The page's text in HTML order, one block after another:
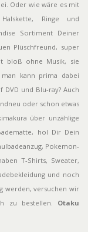
Oder wie wäre es mit
Ringe und
Sortiment Deiner
Plüschfreund, super
bloß ohne Musik, sie
kann prima dabei
und Blu-ray? Auch
oder schon etwas
über unzählige
hol Dir Dein
Pokemon-
T-Shirts, Sweater,
und noch
werden, versuchen wir
zu bestellen. Otaku